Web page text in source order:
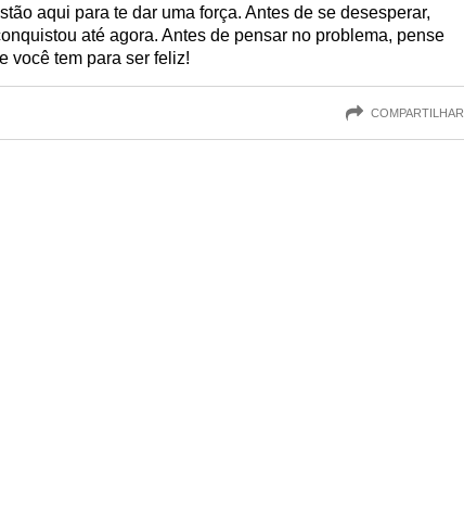
aqui para te dar uma força. Antes de se desesperar,
até agora. Antes de pensar no problema, pense
você tem para ser feliz!
COMPARTILHAR